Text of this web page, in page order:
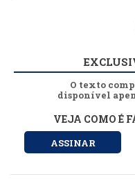
O texto
disponível
VEJA COMO É
ASSINAR